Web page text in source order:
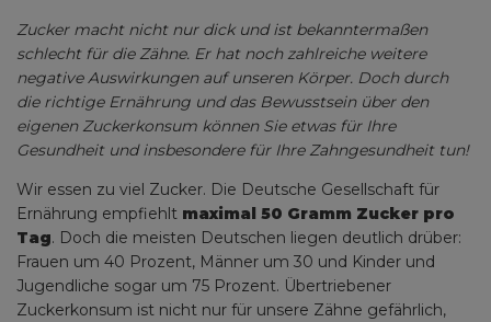
Zucker macht nicht nur dick und ist bekanntermaßen
schlecht für die Zähne. Er hat noch zahlreiche weitere
negative Auswirkungen auf unseren Körper. Doch durch
die richtige Ernährung und das Bewusstsein über den
eigenen Zuckerkonsum können Sie etwas für Ihre
Gesundheit und insbesondere für Ihre Zahngesundheit tun!
Wir essen zu viel Zucker. Die Deutsche Gesellschaft für
Ernährung empfiehlt maximal 50 Gramm Zucker pro
Tag. Doch die meisten Deutschen liegen deutlich drüber:
Frauen um 40 Prozent, Männer um 30 und Kinder und
Jugendliche sogar um 75 Prozent. Übertriebener
Zuckerkonsum ist nicht nur für unsere Zähne gefährlich,